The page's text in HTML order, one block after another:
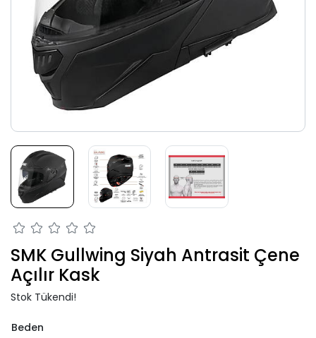
SMK Gullwing Siyah Antrasit Çene
Açılır Kask
Stok Tükendi!
Beden